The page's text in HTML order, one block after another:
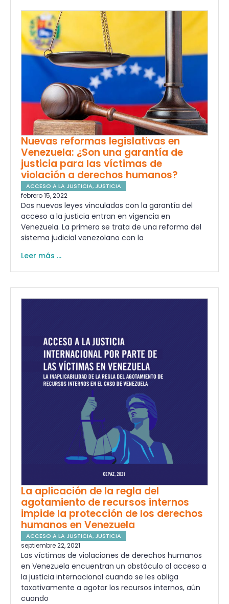
Nuevas reformas legislativas en
Venezuela: ¿Son una garantía de
justicia para las víctimas de
violación a derechos humanos?
ACCESO A LA JUSTICIA, JUSTICIA
febrero 15, 2022
Dos nuevas leyes vinculadas con la garantía del
acceso a la justicia entran en vigencia en
Venezuela. La primera se trata de una reforma del
sistema judicial venezolano con la
Leer más ...
La aplicación de la regla del
agotamiento de recursos internos
impide la protección de los derechos
humanos en Venezuela
ACCESO A LA JUSTICIA, JUSTICIA
septiembre 22, 2021
Las víctimas de violaciones de derechos humanos
en Venezuela encuentran un obstáculo al acceso a
la justicia internacional cuando se les obliga
taxativamente a agotar los recursos internos, aún
cuando